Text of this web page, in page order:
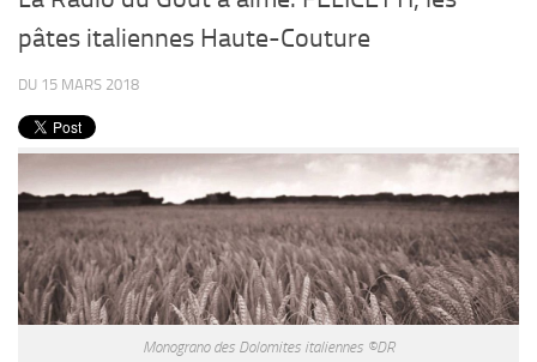
Entrées
Plats
Desserts
Sauces
pâtes italiennes Haute-Couture
DU 15 MARS 2018
Monograno des Dolomites italiennes ©DR